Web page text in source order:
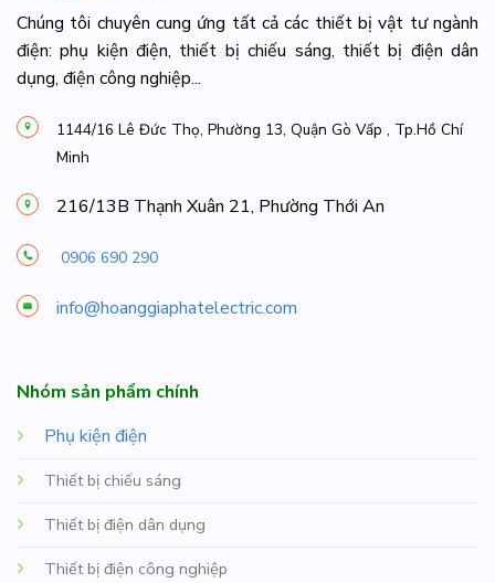
Chúng tôi chuyên cung ứng tất cả các thiết bị vật tư ngành
điện: phụ kiện điện, thiết bị chiếu sáng, thiết bị điện dân
dụng, điện công nghiệp...
1144/16 Lê Đức Thọ, Phường 13, Quận Gò Vấp , Tp.Hồ Chí
Minh
216/13B Thạnh Xuân 21, Phường Thới An
0906 690 290
info@hoanggiaphatelectric.com
Nhóm sản phẩm chính
Phụ kiện điện
Thiết bị chiếu sáng
Thiết bị điện dân dụng
Thiết bị điện công nghiệp